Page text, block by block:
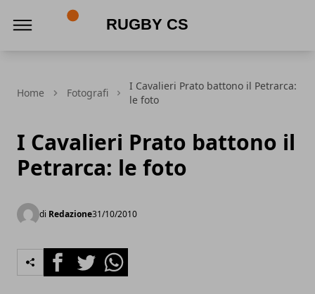
Home Fotografi
I Cavalieri Prato battono il Petrarca:
le foto
I Cavalieri Prato battono il
Petrarca: le foto
di Redazione31/10/2010
FacebookTwitterWhatsapp